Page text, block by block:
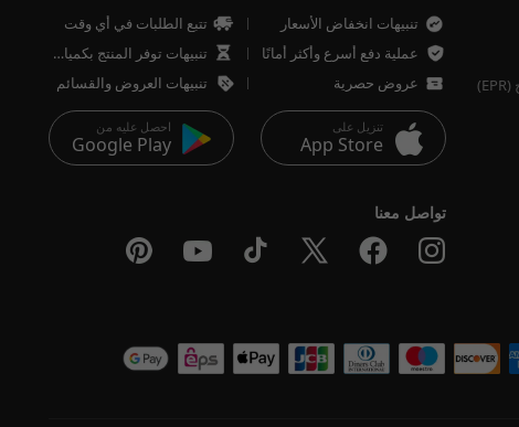
تنبيهات انخفاض الأسعار
تتبع الطلبات في أي وقت
عملية دفع أسرع وأكثر أمانًا
تنبيهات توفر المنتج بكميات محدودة
عروض حصرية
تنبيهات العروض والقسائم
تنزيل على
App Store
احصل عليه من
Google Play
تواصل معنا